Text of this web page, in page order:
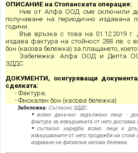
ОПИСАНИЕ на Стопанската операция:
Ние от Алфа ООД сме сключили
получаване на периодично издавана
години.
Във връзка с това на 01.12.2019
издава фактура на стойност 288 лв. с
бон (касова бележка) за плащането,
Забележка: Алфа ООД и Делта
ЗДДС.
ДОКУМЕНТИ, осигуряващи
сделката:
- Фактура;
- Фискален бон (касова бележка)
Забележка: Съгласно ЗДДС:
всяко данъчно задължено лице -
фактура за извършената от него доставка
съгласно наредба всяко лице е
извършваните от него продажби на стоки
издаване на фискална касова бележка.